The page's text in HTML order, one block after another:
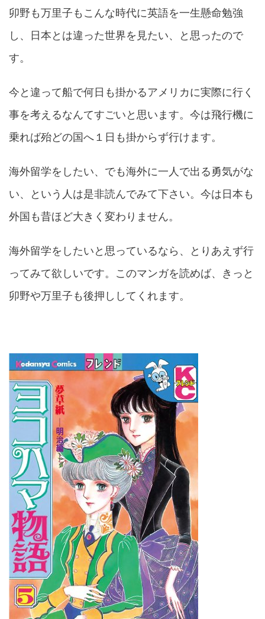
卯野も万里子もこんな時代に英語を一生懸命勉強
し、日本とは違った世界を見たい、と思ったので
す。
今と違って船で何日も掛かるアメリカに実際に行く
事を考えるなんてすごいと思います。今は飛行機に
乗れば殆どの国へ１日も掛からず行けます。
海外留学をしたい、でも海外に一人で出る勇気がな
い、という人は是非読んでみて下さい。今は日本も
外国も昔ほど大きく変わりません。
海外留学をしたいと思っているなら、とりあえず行
ってみて欲しいです。このマンガを読めば、きっと
卯野や万里子も後押ししてくれます。